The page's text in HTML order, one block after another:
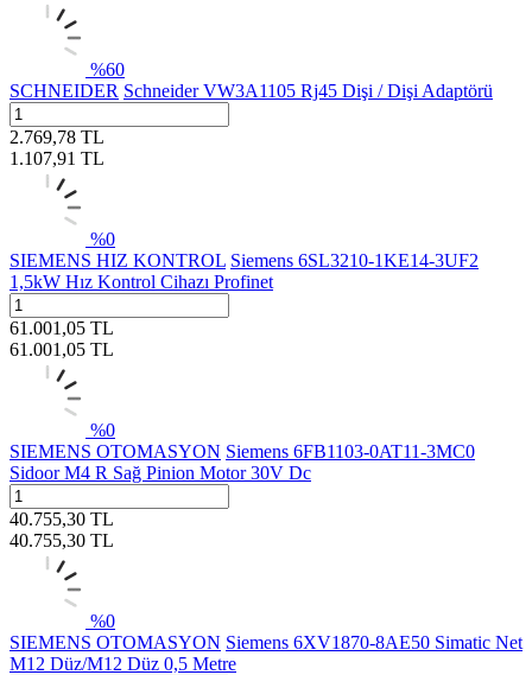
%60
SCHNEIDER Schneider VW3A1105 Rj45 Dişi / Dişi Adaptörü
2.769,78 TL
1.107,91 TL
%0
SIEMENS HIZ KONTROL Siemens 6SL3210-1KE14-3UF2
1,5kW Hız Kontrol Cihazı Profinet
61.001,05 TL
61.001,05 TL
%0
SIEMENS OTOMASYON Siemens 6FB1103-0AT11-3MC0
Sidoor M4 R Sağ Pinion Motor 30V Dc
40.755,30 TL
40.755,30 TL
%0
SIEMENS OTOMASYON Siemens 6XV1870-8AE50 Simatic Net
M12 Düz/M12 Düz 0,5 Metre